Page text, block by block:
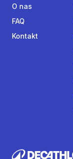
O nas
FAQ
Kontakt